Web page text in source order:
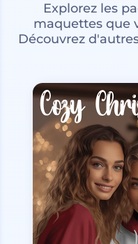
Explorez les
maquettes que
Découvrez